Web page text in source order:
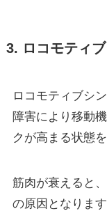
3. ロコモティ
ロコモティブシ
障害により移動
クが高まる状態を
筋肉が衰えると
の原因となります